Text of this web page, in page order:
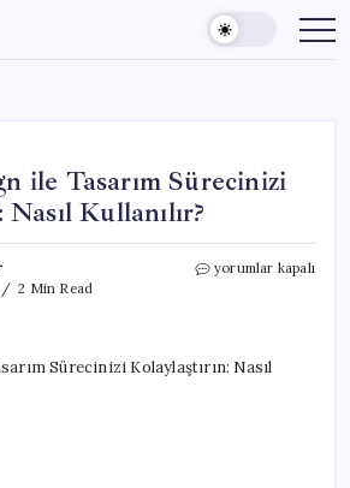
ile Tasarım Sürecinizi
Kullanılır?
2 Min Read
Claude
Kolaylaştırın:
yorumlar kapalı
Sürecinizi Kolaylaştırın: Nasıl